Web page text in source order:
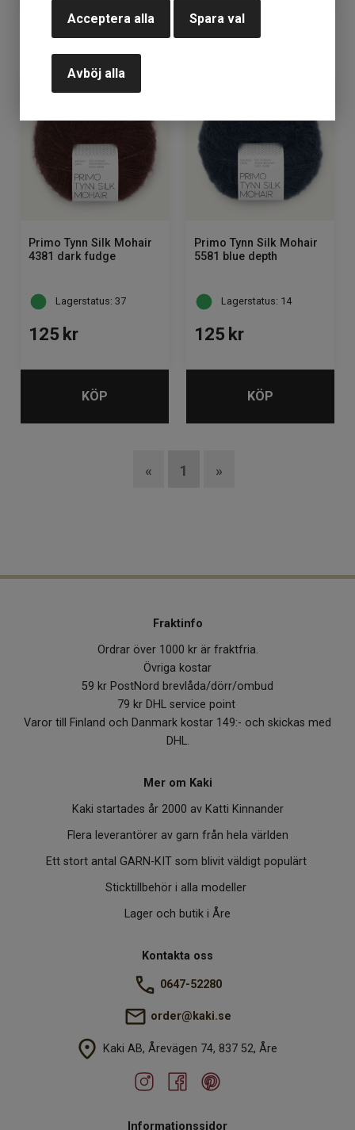
Acceptera alla Spara val
Avböj alla
KÖP KÖP
Primo Tynn Silk Mohair
4381 dark fudge
Lagerstatus: 37
125 kr
KÖP
Primo Tynn Silk Mohair
5581 blue depth
Lagerstatus: 14
125 kr
KÖP
« 1 »
Fraktinfo
Ordrar över 1000 kr är fraktfria.
Övriga kostar
59 kr PostNord brevlåda/dörr/ombud
79 kr DHL service point
Varor till Finland och Danmark kostar 149:- och skickas med
DHL.
Mer om Kaki
Kaki startades år 2000 av Katti Kinnander
Flera leverantörer av garn från hela världen
Ett stort antal GARN-KIT som blivit väldigt populärt
Sticktillbehör i alla modeller
Lager och butik i Åre
Kontakta oss
0647-52280
order@kaki.se
Kaki AB, Årevägen 74, 837 52, Åre
Informationssidor